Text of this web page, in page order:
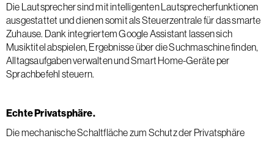
Die Lautsprecher sind mit intelligenten Lautsprecherfunktionen
ausgestattet und dienen somit als Steuerzentrale für das smarte
Zuhause. Dank integriertem Google Assistant lassen sich
Musiktitel abspielen, Ergebnisse über die Suchmaschine finden,
Alltagsaufgaben verwalten und Smart Home-Geräte per
Sprachbefehl steuern.
Echte Privatsphäre.
Die mechanische Schaltfläche zum Schutz der Privatsphäre